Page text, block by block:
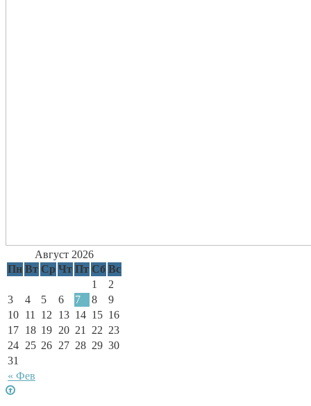
Август 2026
Пн Вт Ср Чт Пт Сб Вс
« Фев
1
2
3
4 5 6 7 8
9
10 11 12 13 14 15 16
17 18 19 20 21 22 23
24 25 26 27 28 29 30
31